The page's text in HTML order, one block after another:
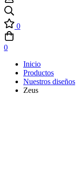
0
0
Inicio
Productos
Nuestros diseños
Zeus